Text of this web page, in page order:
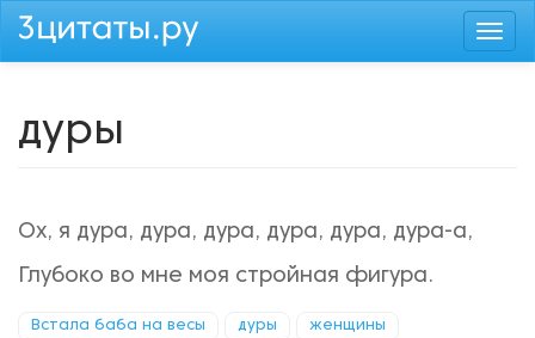
Перейти
дуры
Ох, я дура, дура, дура, дура, дура, дура-а,
Глубоко во мне моя стройная фигура.
Встала баба на весы дуры женщины